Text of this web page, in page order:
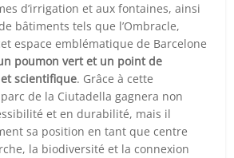
d’irrigation et aux fontaines, ainsi
bâtiments tels que l’Ombracle,
espace emblématique de Barcelone
poumon vert et un point de
scientifique. Grâce à cette
de la Ciutadella gagnera non
et en durabilité, mais il
sa position en tant que centre
la biodiversité et la connexion